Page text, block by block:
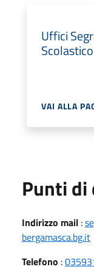
Uffici
VAI ALLA
Punti
Indirizzo mail :
bergamasca.bg.it
Telefono :